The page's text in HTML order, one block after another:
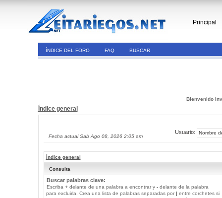
Principal
ÍNDICE DEL FORO FAQ BUSCAR
Bienvenido
Índice general
Fecha actual Sab Ago 08, 2026 2:05 am
Usuario:
Índice general
Consulta
Buscar palabras clave:
Escriba +delante de una palabra a encontrar y -delante de la palabra
para excluirla. Crea una lista de palabras separadas por | entre corchetes si